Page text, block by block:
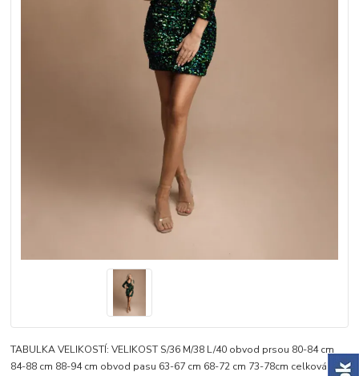
TABULKA VELIKOSTÍ: VELIKOST S/36 M/38 L/40 obvod prsou 80-84 cm
84-88 cm 88-94 cm obvod pasu 63-67 cm 68-72 cm 73-78cm celková